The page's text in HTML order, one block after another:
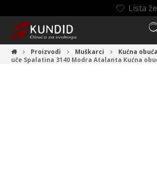
Lista
Proizvodi Muškarci Kućna obuća
uče Spalatina 3140 Modra Atalanta Kućna